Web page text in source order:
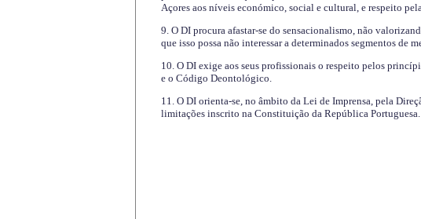
Açores aos níveis económico, social e cultural, e respeito
9. O DI procura afastar-se do sensacionalismo, não
que isso possa não interessar a determinados segmentos de
10. O DI exige aos seus profissionais o respeito pelos
e o Código Deontológico.
11. O DI orienta-se, no âmbito da Lei de Imprensa, pela
limitações inscrito na Constituição da República Portuguesa.